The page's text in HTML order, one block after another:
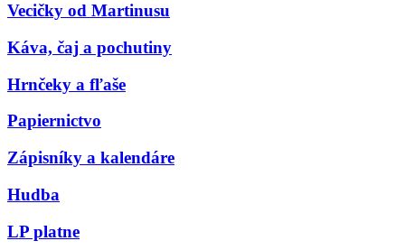
Vecičky od Martinusu
Káva, čaj a pochutiny
Hrnčeky a fľaše
Papiernictvo
Zápisníky a kalendáre
Hudba
LP platne